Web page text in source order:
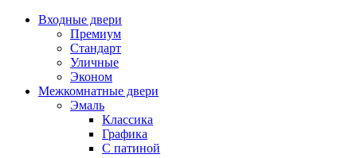
Входные двери
Премиум
Стандарт
Уличные
Эконом
Межкомнатные двери
Эмаль
Классика
Графика
С патиной